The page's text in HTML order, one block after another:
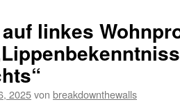
linkes
2025von breakdownthewalls